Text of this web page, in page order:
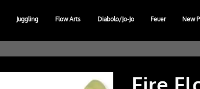
Juggling Flow Arts Diabolo/Jo-Jo Feuer New
Fire